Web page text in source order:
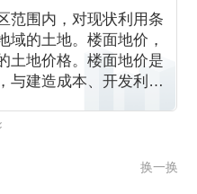
范围内，对现状利用条
域的土地。楼面地价，
土地价格。楼面地价是
与建造成本、开发利
换一换